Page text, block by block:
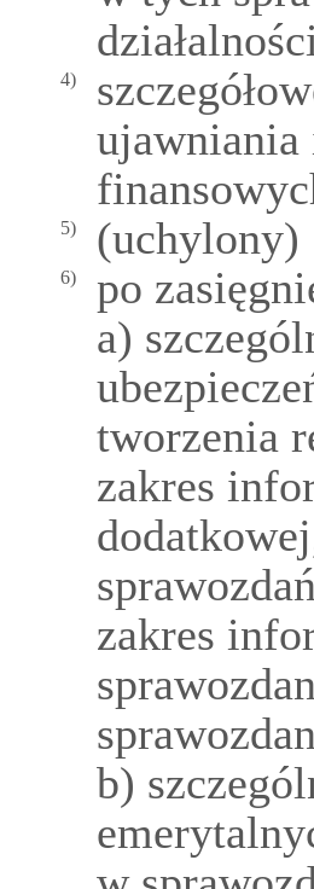
4)
ujawniania
5) (uchylony)
6)
po
a)
tworzenia
zakres
zakres
b)